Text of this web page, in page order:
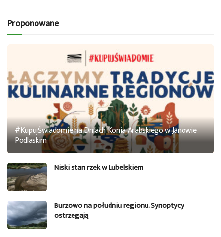
Proponowane
#KupujŚwiadomie na Dniach Konia Arabskiego w Janowie
Podlaskim
Niski stan rzek w Lubelskiem
Burzowo na południu regionu. Synoptycy
ostrzegają